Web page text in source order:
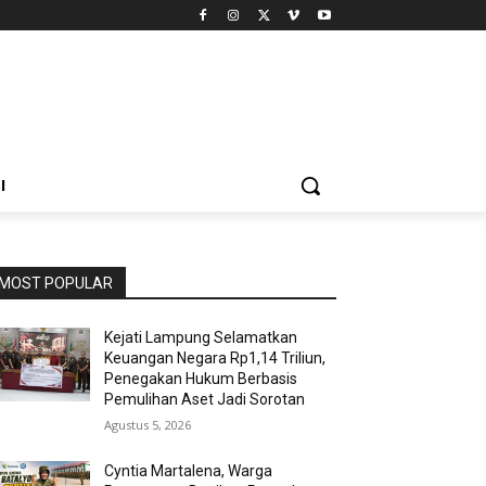
POPULAR
Kejati Lampung Selamatkan
Keuangan Negara Rp1,14 Triliun,
Penegakan Hukum Berbasis
Pemulihan Aset Jadi Sorotan
Agustus 5, 2026
Cyntia Martalena, Warga